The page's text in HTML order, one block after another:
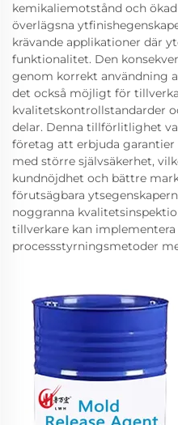
kemikaliemotstånd och
överlägsna
krävande applikationer där
funktionalitet. Den
genom korrekt användning
det också möjligt för
kvalitetskontrollstandarder
delar. Denna tillförlitlighet
företag att erbjuda
med större självsäkerhet,
kundnöjdhet och bättre
förutsägbara
noggranna
tillverkare kan
processstyrningsmetoder